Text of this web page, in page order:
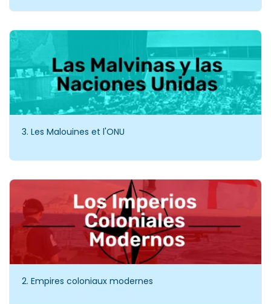
3. Les Malouines et l'ONU
2. Empires coloniaux modernes